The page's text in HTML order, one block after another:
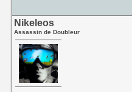
Nikeleos
Assassin de Doubleur